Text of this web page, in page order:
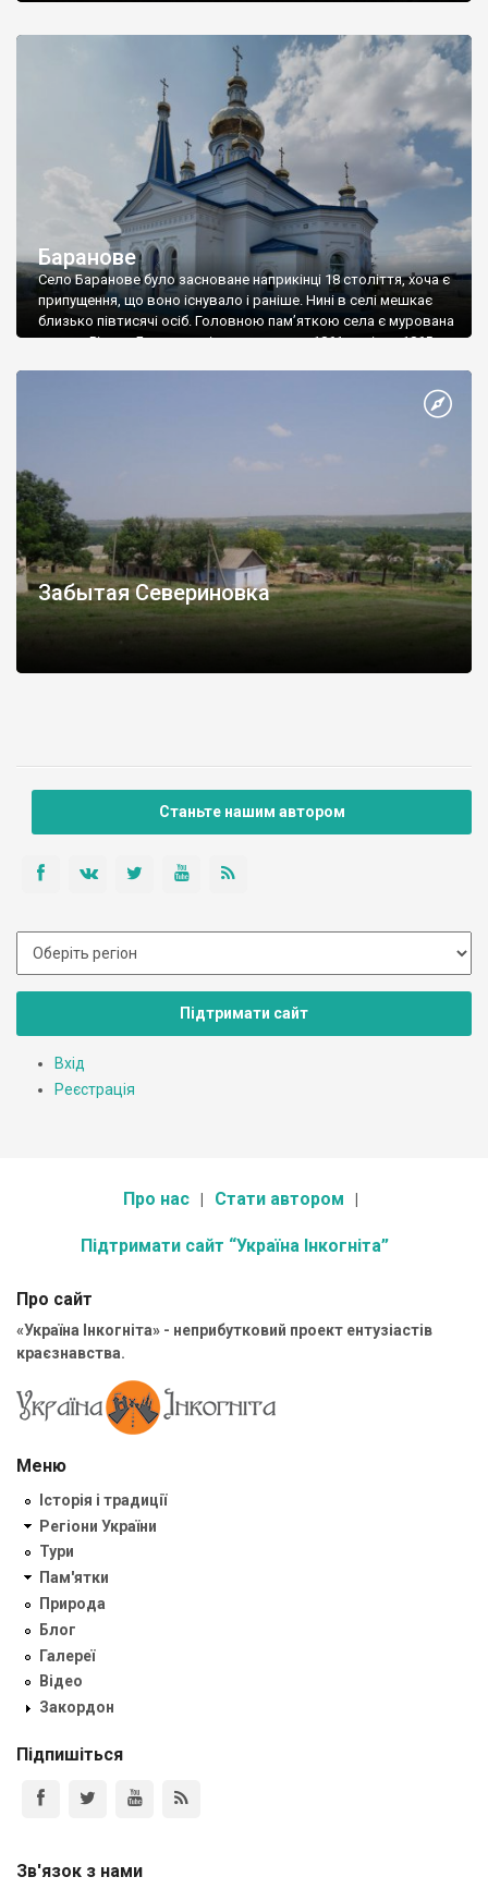
Відразу постає багато запитань – чому до 1945 року село
називалося Рацулово, і чому його перейменували?
Перейменовували совєти назви іншомовного […]
Баранове
Село Баранове було засноване наприкінці 18 століття, хоча є
припущення, що воно існувало і раніше. Нині в селі мешкає
близько півтисячі осіб. Головною пам’яткою села є мурована
церква Різдва Богородиці, яку заклали у 1861 році, а у 1865-му
Забытая Севериновка
Станьте нашим автором
Підтримати сайт
Вхід
Реєстрація
Про нас Стати автором
Підтримати сайт “Україна Інкогніта”
Про сайт
«Україна Інкогніта» - неприбутковий проект ентузіастів
краєзнавства.
Меню
Історія і традиції
Регіони України
Тури
Пам'ятки
Природа
Блог
Галереї
Відео
Закордон
Підпишіться
Зв'язок з нами